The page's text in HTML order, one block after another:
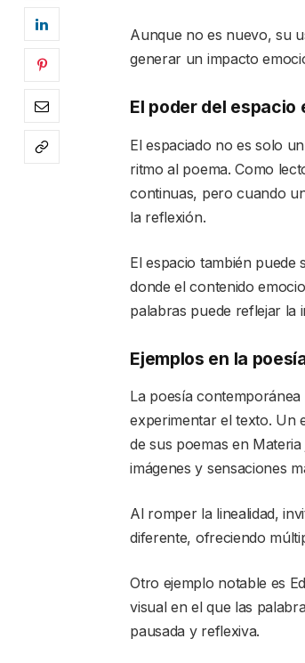
Aunque no es nuevo, su
generar un impacto
El poder del espacio
El espaciado no es solo
ritmo al poema. Como
continuas, pero cuando
la reflexión.
El espacio también
donde el contenido
palabras puede reflejar la
Ejemplos en la
La poesía
experimentar el texto. Un
de sus poemas en
imágenes y sensaciones
Al romper la linealidad,
diferente, ofreciendo
Otro ejemplo notable es
visual en el que las
pausada y reflexiva.